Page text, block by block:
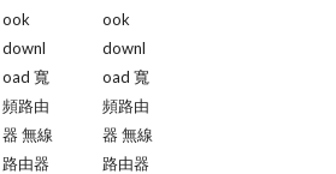
ook
downl
oad 寬
頻路由
器 無線
路由器
ook
downl
oad 寬
頻路由
器 無線
路由器